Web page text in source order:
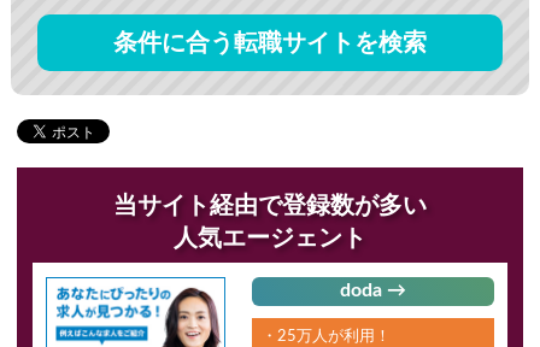
条件に合う転職サイトを検索
当サイト経由で登録数が多い
人気エージェント
doda →
・25万人が利用！